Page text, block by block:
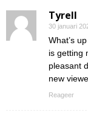
Tyrell
30 januari
What’s
is getting
pleasant
new
Reageer